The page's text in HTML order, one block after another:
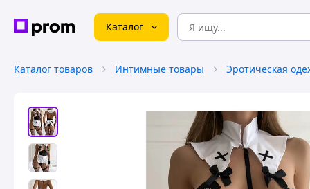
Каталог
Каталог товаров Интимные товары Эротическая